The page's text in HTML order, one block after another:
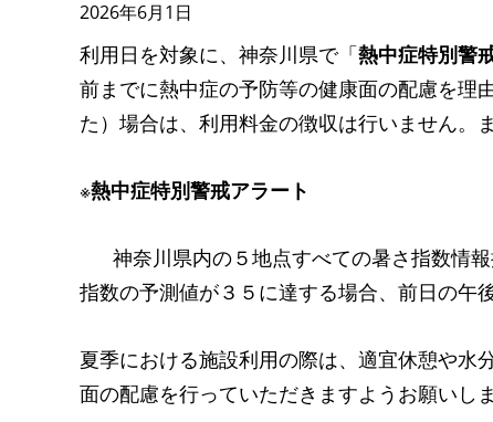
2026年6月1日
利用日を対象に、神奈川県で「熱中症特別警
前までに熱中症の予防等の健康面の配慮を理
た）場合は、利用料金の徴収は行いません。
※熱中症特別警戒アラート
神奈川県内の５地点すべての暑さ指数情報
指数の予測値が３５に達する場合、前日の午
夏季における施設利用の際は、適宜休憩や水
面の配慮を行っていただきますようお願いしま